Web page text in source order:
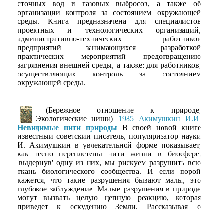
сточных вод и газовых выбросов, а также об
организации контроля за состоянием окружающей
среды. Книга предназначена для специалистов
проектных и технологических организаций,
административно-технических работников
предприятий занимающихся разработкой
практических мероприятий предотвращению
загрязнения внешней среды, а также: для работников,
осуществляющих контроль за состоянием
окружающей среды.
(Бережное отношение к природе,
Экологические ниши) 1985 Акимушкин И.И.
Невидимые нити природы В своей новой книге
известный советский писатель, популяризатор науки
И. Акимушкин в увлекательной форме показывает,
как тесно переплетены нити жизни в биосфере;
'выдернув' одну из них, мы рискуем разрушить всю
ткань биологического сообщества. И если порой
кажется, что такие разрушения бывают малы, это
глубокое заблуждение. Малые разрушения в природе
могут вызвать целую цепную реакцию, которая
приведет к оскудению Земли. Рассказывая о